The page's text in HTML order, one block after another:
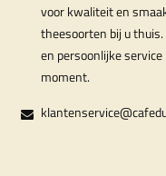
voor kwaliteit en
theesoorten bij u thuis.
en persoonlijke
moment.